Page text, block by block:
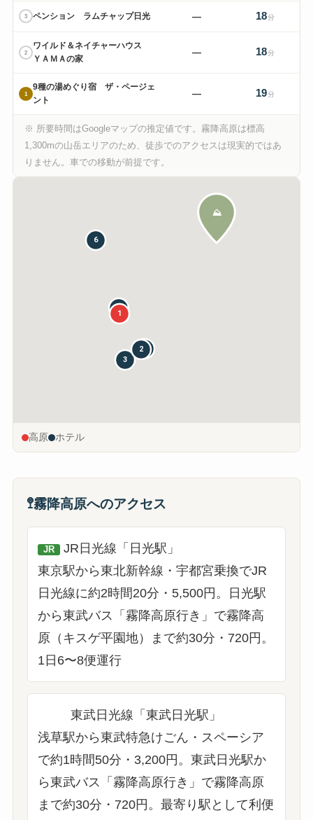
3 ペンション ラムチャップ日光 — 18分
2
ワイルド＆ネイチャーハウス
ＹＡＭＡの家
— 18分
1
9種の湯めぐり宿 ザ・ページェ
ント
— 19分
※ 所要時間はGoogleマップの推定値です。霧降高原は標高
1,300mの山岳エリアのため、徒歩でのアクセスは現実的ではあ
りません。車での移動が前提です。
⛰
6
5
4
3
2
1
高原 ホテル
🚏霧降高原へのアクセス
JR JR日光線「日光駅」
東京駅から東北新幹線・宇都宮乗換でJR
日光線に約2時間20分・5,500円。日光駅
から東武バス「霧降高原行き」で霧降高
原（キスゲ平園地）まで約30分・720円。
1日6〜8便運行
東武日光線「東武日光駅」
浅草駅から東武特急けごん・スペーシア
で約1時間50分・3,200円。東武日光駅か
ら東武バス「霧降高原行き」で霧降高原
まで約30分・720円。最寄り駅として利便